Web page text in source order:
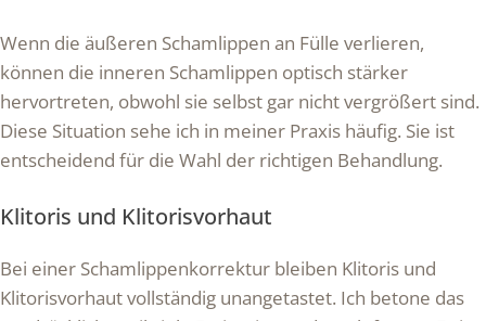
Wenn die äußeren Schamlippen an Fülle verlieren,
können die inneren Schamlippen optisch stärker
hervortreten, obwohl sie selbst gar nicht vergrößert sind.
Diese Situation sehe ich in meiner Praxis häufig. Sie ist
entscheidend für die Wahl der richtigen Behandlung.
Klitoris und Klitorisvorhaut
Bei einer Schamlippenkorrektur bleiben Klitoris und
Klitorisvorhaut vollständig unangetastet. Ich betone das